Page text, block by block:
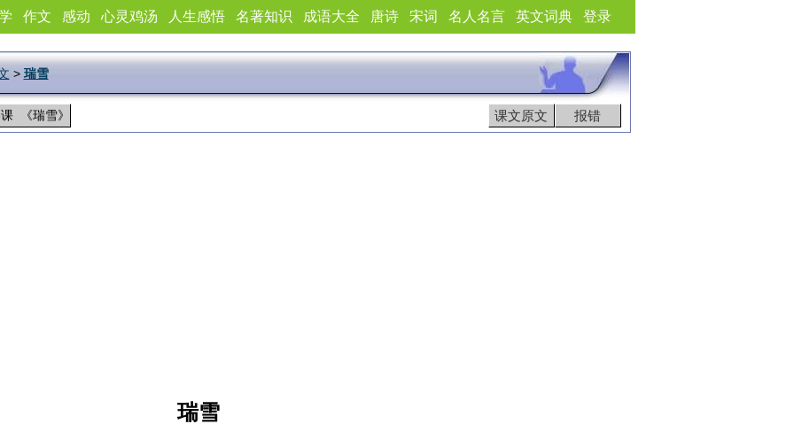
作文 感动 心灵鸡汤 人生感悟 名著知识 成语大全 唐诗 宋词 名人名言 英文词典 登录
> 瑞雪
《瑞雪》 报错
课文原文
瑞雪